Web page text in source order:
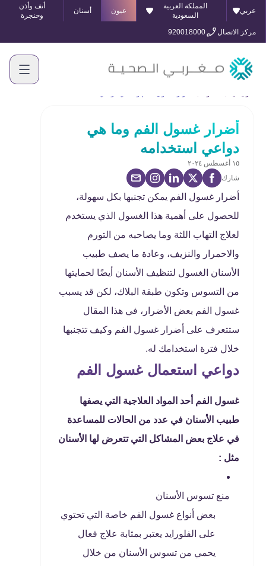
عربي
المملكة العربية
السعودية
عيون أسنان
أنف وأذن
وحنجرة
مركز الاتصال
920018000
أضرار غسول الفم وما هي
دواعي استخدامه
١٥ أغسطس ٢٠٢٤
شارك
أضرار غسول الفم يمكن تجنبها بكل سهولة،
للحصول على أهمية هذا الغسول الذي يستخدم
لعلاج التهاب اللثة وما يصاحبه من التورم
والاحمرار والنزيف، وعادة ما يصف طبيب
الأسنان الغسول لتنظيف الأسنان أيضًا لحمايتها
من التسوس وتكون طبقة البلاك، لكن قد يسبب
غسول الفم بعض الأضرار، في هذا المقال
ستتعرف على أضرار غسول الفم وكيف تتجنبها
خلال فترة استخدامك له.
دواعي استعمال غسول الفم
غسول الفم أحد المواد العلاجية التي يصفها
طبيب الأسنان في عدد من الحالات للمساعدة
في علاج بعض المشاكل التي تتعرض لها الأسنان
مثل :
منع تسوس الأسنان
بعض أنواع غسول الفم خاصة التي تحتوي
على الفلورايد يعتبر بمثابة علاج فعال
يحمي من تسوس الأسنان من خلال